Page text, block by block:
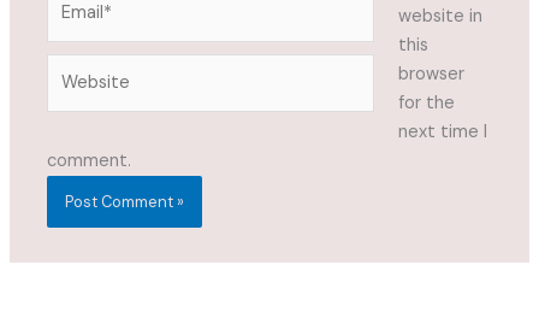
website in
this
browser
for the
next time I
comment.